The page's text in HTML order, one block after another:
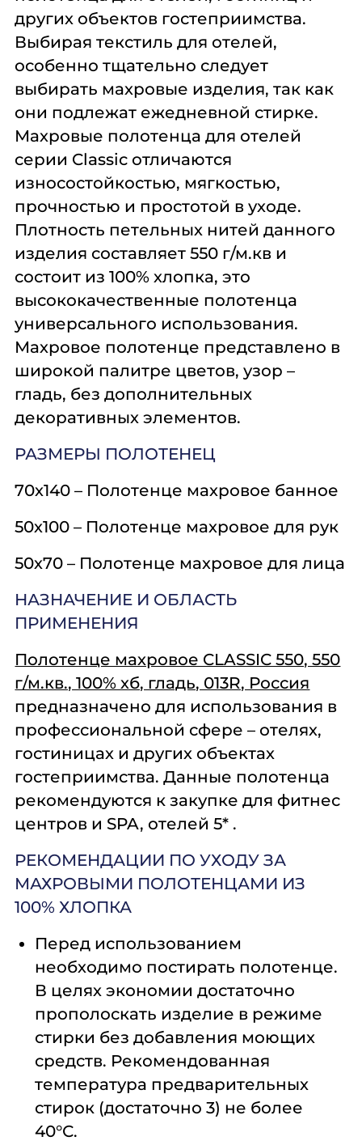
других объектов гостеприимства.
Выбирая текстиль для отелей,
особенно тщательно следует
выбирать махровые изделия, так как
они подлежат ежедневной стирке.
Махровые полотенца для отелей
серии Classic отличаются
износостойкостью, мягкостью,
прочностью и простотой в уходе.
Плотность петельных нитей данного
изделия составляет 550 г/м.кв и
состоит из 100% хлопка, это
высококачественные полотенца
универсального использования.
Махровое полотенце представлено в
широкой палитре цветов, узор –
гладь, без дополнительных
декоративных элементов.
РАЗМЕРЫ ПОЛОТЕНЕЦ
70х140 – Полотенце махровое банное
50х100 – Полотенце махровое для рук
50х70 – Полотенце махровое для лица
НАЗНАЧЕНИЕ И ОБЛАСТЬ
ПРИМЕНЕНИЯ
Полотенце махровое CLASSIC 550, 550
г/м.кв., 100% хб, гладь, 013R, Россия
предназначено для использования в
профессиональной сфере – отелях,
гостиницах и других объектах
гостеприимства. Данные полотенца
рекомендуются к закупке для фитнес
центров и SPA, отелей 5* .
РЕКОМЕНДАЦИИ ПО УХОДУ ЗА
МАХРОВЫМИ ПОЛОТЕНЦАМИ ИЗ
100% ХЛОПКА
Перед использованием
необходимо постирать полотенце.
В целях экономии достаточно
прополоскать изделие в режиме
стирки без добавления моющих
средств. Рекомендованная
температура предварительных
стирок (достаточно 3) не более
40°С.